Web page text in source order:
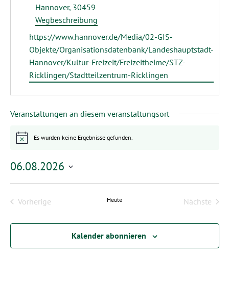
Hannover, 30459
Wegbeschreibung
Webseite
https://www.hannover.de/Media/02-GIS-
Objekte/Organisationsdatenbank/Landeshauptstadt-
Hannover/Kultur-Freizeit/Freizeitheime/STZ-
Ricklingen/Stadtteilzentrum-Ricklingen
Veranstaltungen an diesem veranstaltungsort
HinweisEs wurden keine Ergebnisse gefunden.
06.08.2026
Datum
Vorherige
Heute
Nächste
Kalender abonnieren